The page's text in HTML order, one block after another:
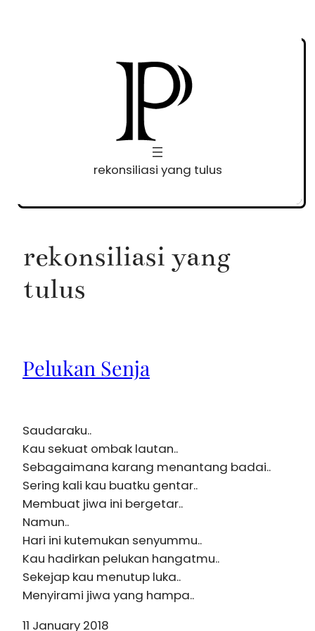
rekonsiliasi yang tulus
rekonsiliasi yang
tulus
Pelukan Senja
Saudaraku..
Kau sekuat ombak lautan..
Sebagaimana karang menantang badai..
Sering kali kau buatku gentar..
Membuat jiwa ini bergetar..
Namun..
Hari ini kutemukan senyummu..
Kau hadirkan pelukan hangatmu..
Sekejap kau menutup luka..
Menyirami jiwa yang hampa..
11 January 2018